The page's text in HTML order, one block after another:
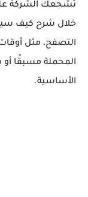
تشجعك الشركة
خلال شرح كيف
التصفح، مثل
المحملة مسبقًا أو
الأساسية.